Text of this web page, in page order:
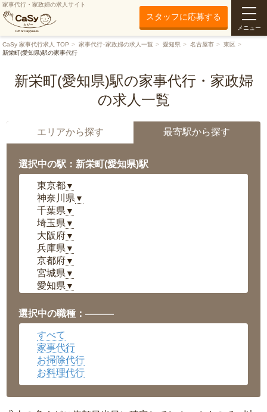
家事代行・家政婦の求人サイト
スタッフに応募する
メニュー
CaSy 家事代行求人 TOP 家事代行･家政婦の求人一覧 愛知県 名古屋市
東区
新栄町(愛知県)駅の家事代行
新栄町(愛知県)駅の家事代行・家政婦
の求人一覧
エリアから探す 最寄駅から探す
選択中の駅：新栄町(愛知県)駅
東京都▼
神奈川県 ▼
千葉県 ▼
埼玉県 ▼
大阪府▼
兵庫県 ▼
京都府▼
宮城県 ▼
愛知県 ▼
岡山県▼
広島県▼
沖縄県
選択中の職種：———
すべて
家事代行
お掃除代行
お料理代行